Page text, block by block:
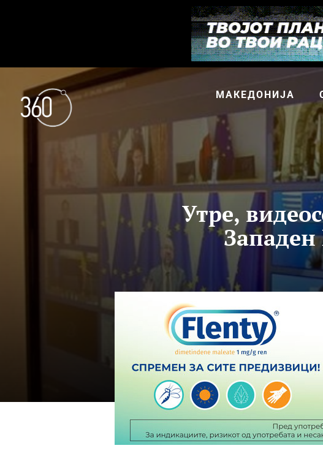
МАКЕДОНИЈА
Утре,
Западен